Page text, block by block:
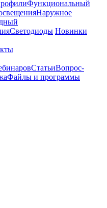
Функциональный
Наружное
Светодиоды Новинки
СтатьиВопрос-
Файлы и программы